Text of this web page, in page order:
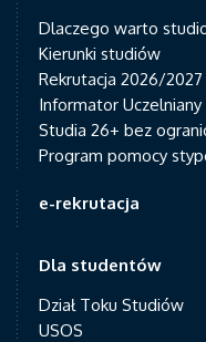
Dlaczego warto
Kierunki studiów
Rekrutacja 2026/2027
Informator
Studia 26+ bez
Program pomocy
e-rekrutacja
Dla studentów
Dział Toku Studiów
USOS